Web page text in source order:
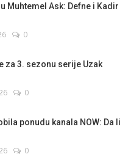
Muhtemel Ask: Defne i Kadir
0
za 3. sezonu serije Uzak
0
ponudu kanala NOW: Da li
0